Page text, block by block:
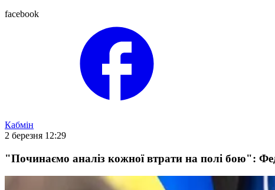
facebook
Кабмін
2 березня 12:29
"Починаємо аналіз кожної втрати на полі бою":